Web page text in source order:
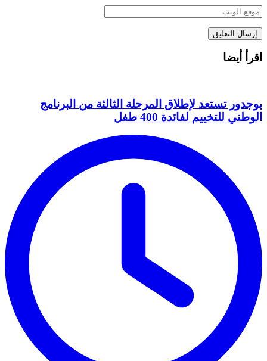
اقرأ أيضا
بوجدور تستعد لإطلاق المرحلة الثالثة من البرنامج
الوطني للتخييم لفائدة 400 طفل